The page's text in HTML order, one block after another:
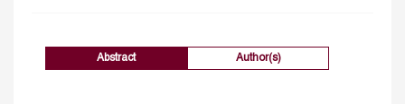
Abstract Author(s)